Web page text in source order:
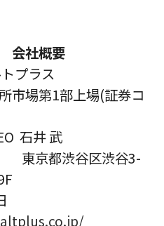
会社概要
プラス
市場第1部上場(証券コ
石井 武
東京都渋谷区渋谷3-